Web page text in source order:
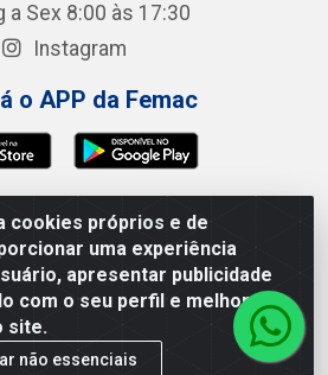
cookies próprios e de
uma experiência
apresentar publicidade
com o seu perfil e melhorar a
site.
não essenciais
a Sex 8:00 às 17:30
Instagram
o APP da Femac
- 1a Travessa Siqueira Campos,
PE - CEP 55.325-000 - CNPJ
0001-19